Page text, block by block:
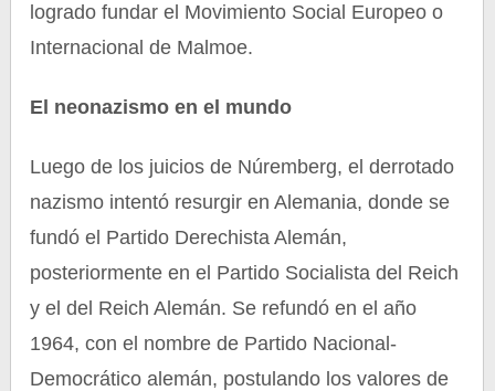
logrado fundar el Movimiento Social Europeo o
Internacional de Malmoe.
El neonazismo en el mundo
Luego de los juicios de Núremberg, el derrotado
nazismo intentó resurgir en Alemania, donde se
fundó el Partido Derechista Alemán,
posteriormente en el Partido Socialista del Reich
y el del Reich Alemán. Se refundó en el año
1964, con el nombre de Partido Nacional-
Democrático alemán, postulando los valores de